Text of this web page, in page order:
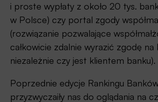
i proste wypłaty z około 20 tys.
w Polsce) czy portal zgody
(rozwiązanie pozwalające
całkowicie zdalnie wyrazić zgodę na
niezależnie czy jest klientem banku).
Poprzednie edycje Rankingu
przyzwyczaiły nas do oglądania na